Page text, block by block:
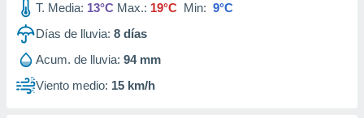
1199
T. Media: 13°C Max.: 19°C Min: 9°C
Días de lluvia: 8 días
Acum. de lluvia: 94 mm
Viento medio: 15 km/h